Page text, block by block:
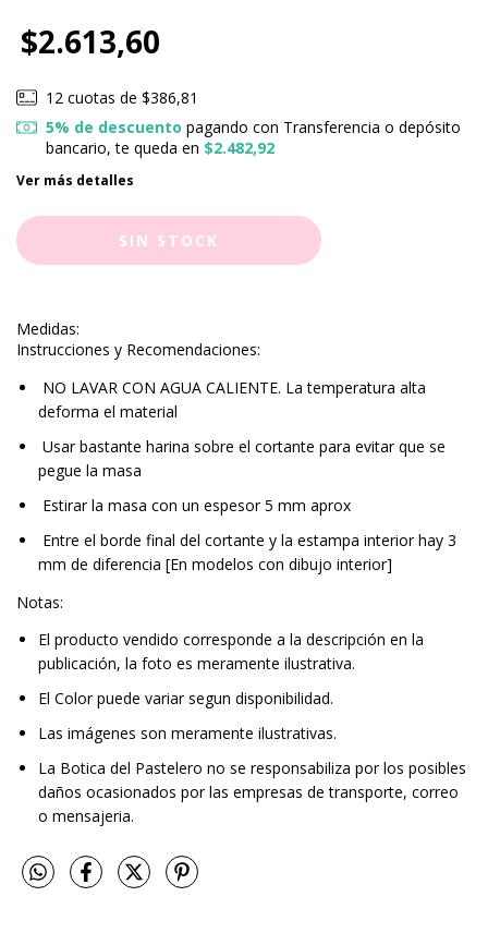
$2.613,60
12 cuotas de $386,81
5% de descuento pagando con Transferencia o depósito
bancario, te queda en $2.482,92
Ver más detalles
Medidas:
Instrucciones y Recomendaciones:
NO LAVAR CON AGUA CALIENTE. La temperatura alta
deforma el material
Usar bastante harina sobre el cortante para evitar que se
pegue la masa
Estirar la masa con un espesor 5 mm aprox
Entre el borde final del cortante y la estampa interior hay 3
mm de diferencia [En modelos con dibujo interior]
Notas:
El producto vendido corresponde a la descripción en la
publicación, la foto es meramente ilustrativa.
El Color puede variar segun disponibilidad.
Las imágenes son meramente ilustrativas.
La Botica del Pastelero no se responsabiliza por los posibles
daños ocasionados por las empresas de transporte, correo
o mensajeria.